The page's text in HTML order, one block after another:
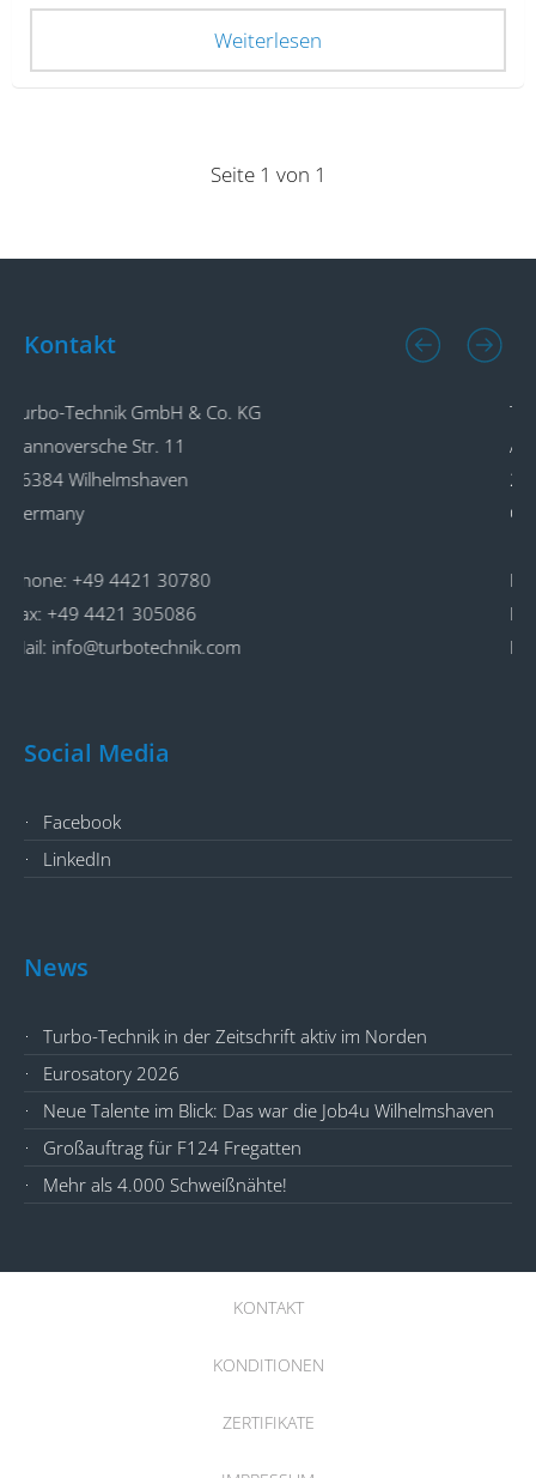
Weiterlesen
Seite 1 von 1
Kontakt
KG
Turbo-Technik GmbH & Co.
info@turbotechnik.com
Social Media
Facebook
LinkedIn
News
Turbo-Technik in der Zeitschrift aktiv im Norden
Eurosatory 2026
Neue Talente im Blick: Das war die Job4u Wilhelmshaven
Großauftrag für F124 Fregatten
Mehr als 4.000 Schweißnähte!
KONTAKT
KONDITIONEN
ZERTIFIKATE